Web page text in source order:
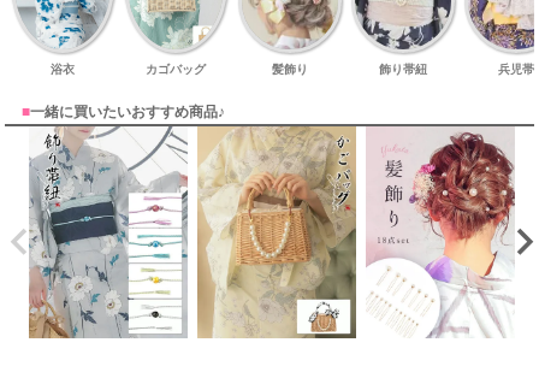
浴衣 カゴバッグ 髪飾り 飾り帯紐 兵児帯
■一緒に買いたいおすすめ商品♪